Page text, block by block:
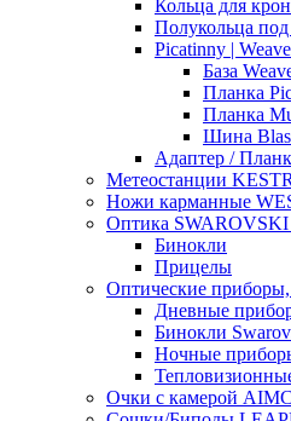
Кольца для
Полукольца под
Picatinny |
База
Планка
Планка
Шина
Адаптер /
Метеостанции
Ножи карманные
Оптика
Бинокли
Прицелы
Оптические
Дневные
Бинокли
Ночные
Очки с камерой